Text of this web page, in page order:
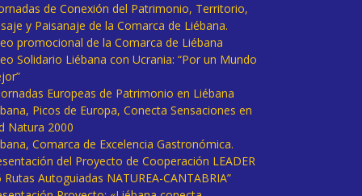
de Conexión del Patrimonio, Territorio,
y Paisanaje de la Comarca de Liébana.
promocional de la Comarca de Liébana
Solidario Liébana con Ucrania: “Por un Mundo
Europeas de Patrimonio en Liébana
Picos de Europa, Conecta Sensaciones en
Natura 2000
Comarca de Excelencia Gastronómica.
del Proyecto de Cooperación LEADER
Rutas Autoguiadas NATUREA-CANTABRIA”